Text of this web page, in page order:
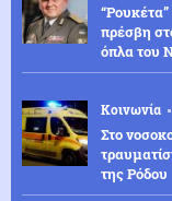
πρέσβη
όπλα του
Κοινωνία
Στο
της Ρόδου